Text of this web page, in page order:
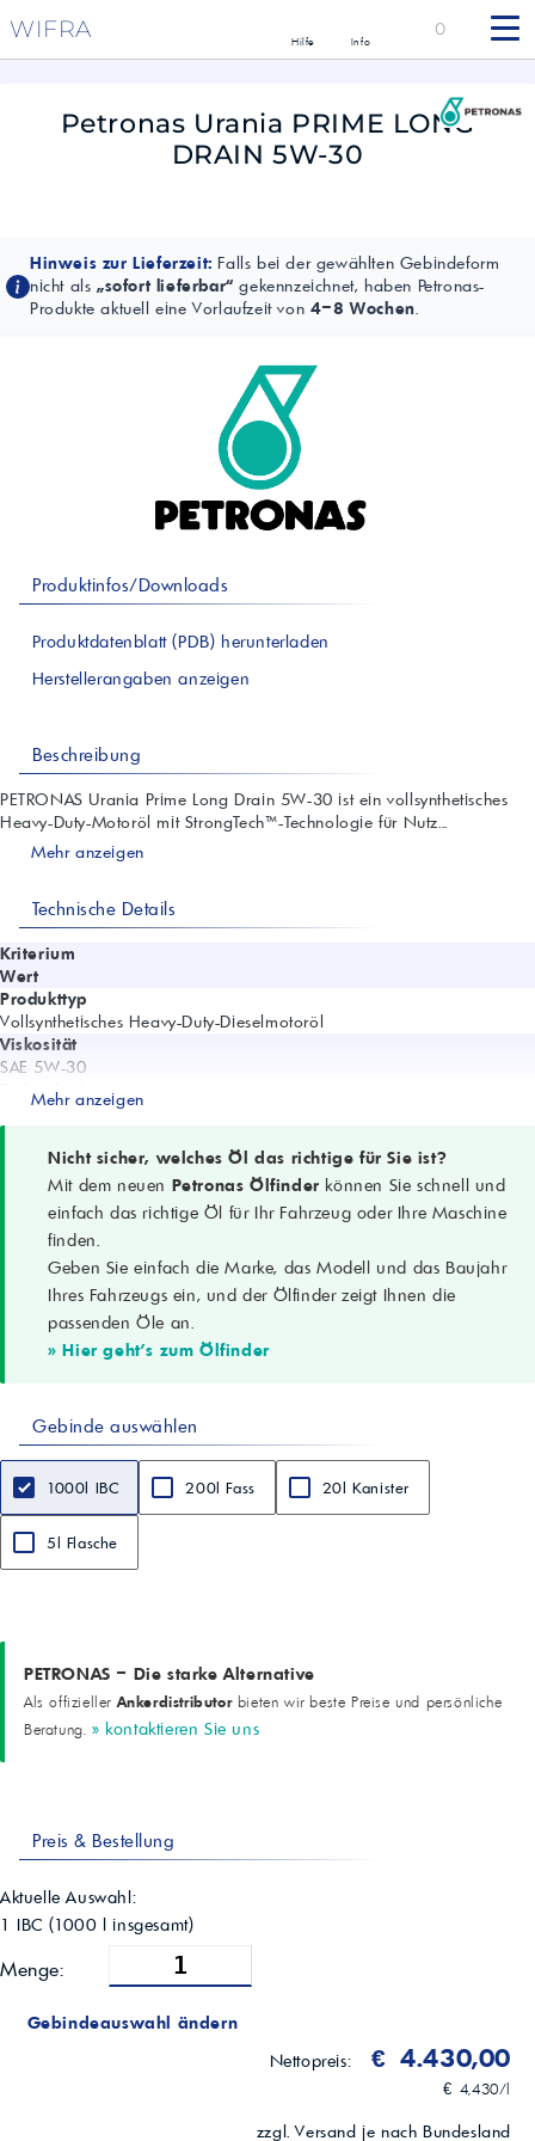
WIFRA Hilfe Info
0
Petronas Urania PRIME LONG
DRAIN 5W-30
Hinweis zur Lieferzeit: Falls bei der gewählten Gebindeform
nicht als „sofort lieferbar“ gekennzeichnet, haben Petronas-
Produkte aktuell eine Vorlaufzeit von 4–8 Wochen.
Produktinfos/Downloads
Produktdatenblatt (PDB) herunterladen
Herstellerangaben anzeigen
Beschreibung
PETRONAS Urania Prime Long Drain 5W-30 ist ein vollsynthetisches
Heavy-Duty-Motoröl mit StrongTech™-Technologie für Nutz...
Mehr anzeigen
Technische Details
Kriterium
Wert
Produkttyp
Vollsynthetisches Heavy-Duty-Dieselmotoröl
Viskosität
SAE 5W-30
Technologie
Heavy-Duty-Dieselmotoren, On-Highway und Off-Highway
Emissionsstandards
Euro V, EGR-Systeme, die meisten SCR-NOx-Systeme
Diesel (hoch/ultra-niedriger Schwefelgehalt), Biodiesel
ACEA Spezifikation
ACEA E4
Freigaben
DTFR 15B120, Mack EO-N, MAN M3277, Renault RLD-2, Scania LDF-3,
Volvo VDS-3
Leistungsniveau
Ford WSS-M2C212-A1, IVECO 18-1804 Class TFE, MB 228.5, MTU Oil
Dichte @ 15°C
0,856 g/cm³ (ASTM D4052)
Kinematische Viskosität @ 100°C
11,7 mm²/s (cSt) (ASTM D445)
Viskositätsindex
15 mgKOH/g (ASTM D2896)
CCS-Viskosität @ -30°C
6000 mPa·s (ASTM D5293)
Thermostabilität, Rußkontrolle, Verschleißschutz
Typische Einsatzbereiche
Dieselmotor
Mehr anzeigen
Nicht sicher, welches Öl das richtige für Sie ist?
Mit dem neuen Petronas Ölfinder können Sie schnell und
einfach das richtige Öl für Ihr Fahrzeug oder Ihre Maschine
finden.
Geben Sie einfach die Marke, das Modell und das Baujahr
Ihres Fahrzeugs ein, und der Ölfinder zeigt Ihnen die
passenden Öle an.
» Hier geht's zum Ölfinder
Gebinde auswählen
1000l IBC 200l Fass 20l Kanister
5l Flasche
PETRONAS – Die starke Alternative
Als offiziellerAnkerdistributorbieten wir beste Preise und persönliche
Beratung. » kontaktieren Sie uns
Preis & Bestellung
Aktuelle Auswahl:
1 IBC (1000 l insgesamt)
Menge:
Gebindeauswahl ändern
Nettopreis:
€ 4.430,00
€ 4,430/l
zzgl. Versand je nach Bundesland